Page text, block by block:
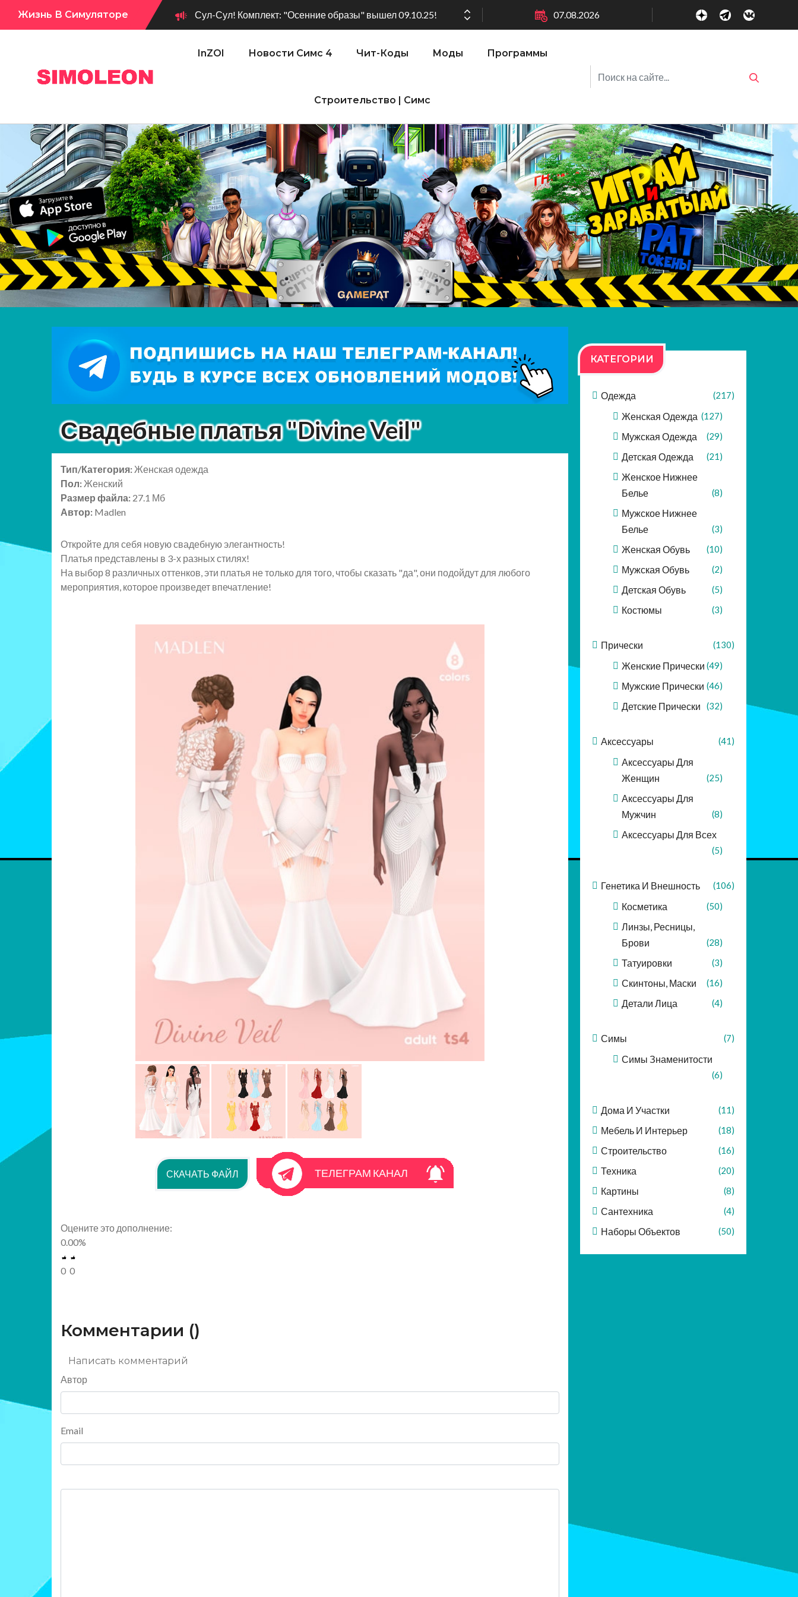
Жизнь В Симуляторе Сул-Сул! Комплект: "Осенние образы" вышел 09.10.25! 07.08.2026
InZOI Новости Симс 4 Чит-Коды Моды Программы
Строительство | Симс
Свадебные платья "Divine Veil"
Тип/Категория: Женская одежда
Пол: Женский
Размер файла: 27.1 Мб
Автор: Madlen
Откройте для себя новую свадебную элегантность!
Платья представлены в 3-х разных стилях!
На выбор 8 различных оттенков, эти платья не только для того, чтобы сказать "да", они подойдут для любого
мероприятия, которое произведет впечатление!
СКАЧАТЬ ФАЙЛ ТЕЛЕГРАМ КАНАЛ
Оцените это дополнение:
0.00%
0 0
Комментарии ()
Написать комментарий
Автор
Email
КАТЕГОРИИ
Одежда (217)
Женская Одежда (127)
Мужская Одежда (29)
Детская Одежда (21)
Женское Нижнее
Белье
(8)
Мужское Нижнее
Белье
(3)
Женская Обувь (10)
Мужская Обувь (2)
Детская Обувь (5)
Костюмы (3)
Прически (130)
Женские Прически (49)
Мужские Прически (46)
Детские Прически (32)
Аксессуары (41)
Аксессуары Для
Женщин
(25)
Аксессуары Для
Мужчин
(8)
Аксессуары Для Всех
(5)
Генетика И Внешность (106)
Косметика (50)
Линзы, Ресницы,
Брови
(28)
Татуировки (3)
Скинтоны, Маски (16)
Детали Лица (4)
Симы (7)
Симы Знаменитости
(6)
Дома И Участки (11)
Мебель И Интерьер (18)
Строительство (16)
Техника (20)
Картины (8)
Сантехника (4)
Наборы Объектов (50)